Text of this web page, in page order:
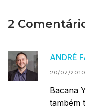
2
ANDRÉ
20/07/
Bacana
também